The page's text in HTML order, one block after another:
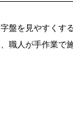
盤を見やすく
職人が手作業で施